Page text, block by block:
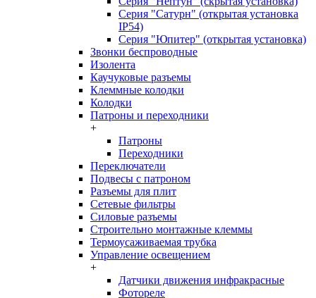
Серия "Сатурн" (открытая установка
IP54)
Серия "Юпитер" (открытая установка)
Звонки беспроводные
Изолента
Каучуковые разъемы
Клеммные колодки
Колодки
Патроны и переходники
+
Патроны
Переходники
Переключатели
Подвесы с патроном
Разъемы для плит
Сетевые фильтры
Силовые разъемы
Строительно монтажные клеммы
Термоусаживаемая трубка
Управление освещением
+
Датчики движения инфракрасные
Фотореле